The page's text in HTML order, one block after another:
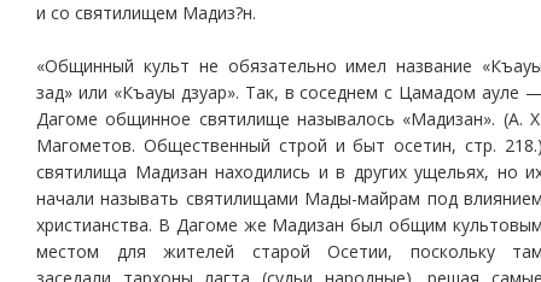
и со святилищем Мадиз?н.
«Общинный культ не обязательно имел название
зад» или «Къауы дзуар». Так, в соседнем с Цамадом ауле
Дагоме общинное святилище называлось «Мадизан». (А.
Магометов. Общественный строй и быт осетин, стр.
святилища Мадизан находились и в других ущельях, но
начали называть святилищами Мады-майрам под
христианства. В Дагоме же Мадизан был общим
местом для жителей старой Осетии, поскольку